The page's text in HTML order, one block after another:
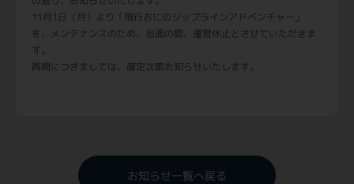
11月1日（月）より「飛行おにのジップラインアドベンチャー」
を、メンテナンスのため、当面の間、運営休止とさせていただきま
す。
再開につきましては、確定次第お知らせいたします。
お知らせ一覧へ戻る